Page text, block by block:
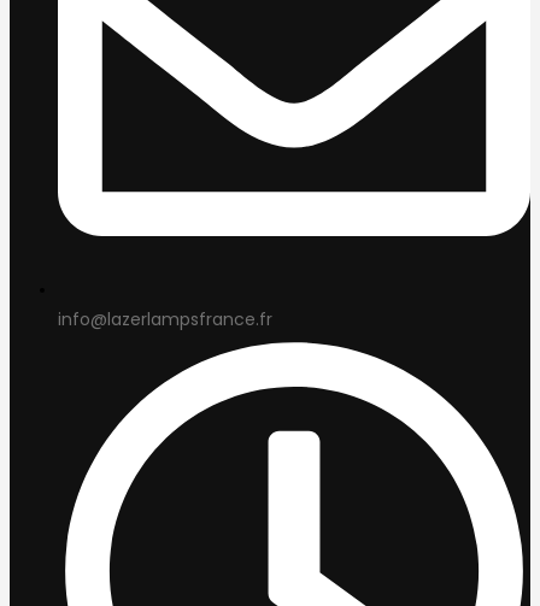
info@lazerlampsfrance.fr